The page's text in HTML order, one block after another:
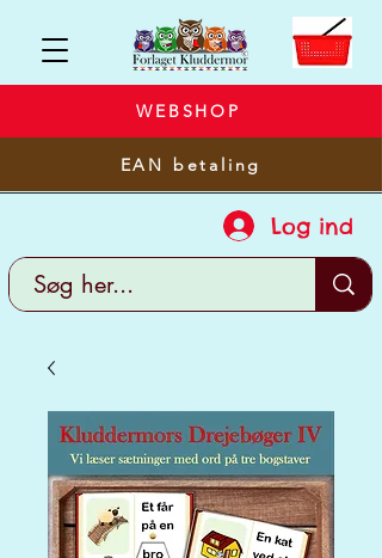
WEBSHOP
EAN betaling
Log ind